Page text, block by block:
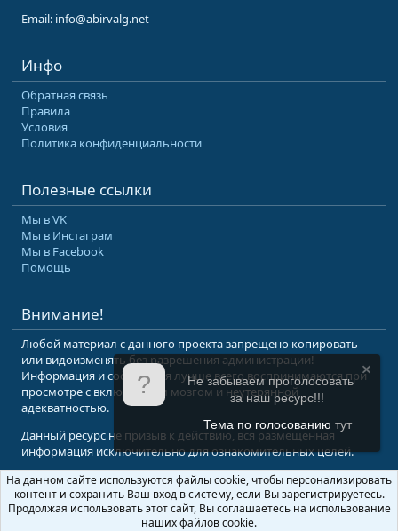
Email: info@abirvalg.net
Инфо
Обратная связь
Правила
Условия
Политика конфиденциальности
Полезные ссылки
Мы в VK
Мы в Инстаграм
Мы в Facebook
Помощь
Внимание!
Любой материал с данного проекта запрещено копировать
или видоизменять без разрешения администрации!
Информация и сообщения лучше всего воспринимаются при
просмотре с включенным мозгом и неутерянной
адекватностью.
Данный ресурс не призыв к действию, вся размещенная
информация исключительно для ознакомительных целей.
© 2008-2026 Форум Абырвалг.нет - подводная охота, дайвинг, туризм
Перевод: XenForo.Info
Не забываем проголосовать
за наш ресурс!!!
Тема по голосованию тут
На данном сайте используются файлы cookie, чтобы персонализировать
контент и сохранить Ваш вход в систему, если Вы зарегистрируетесь.
Продолжая использовать этот сайт, Вы соглашаетесь на использование
наших файлов cookie.